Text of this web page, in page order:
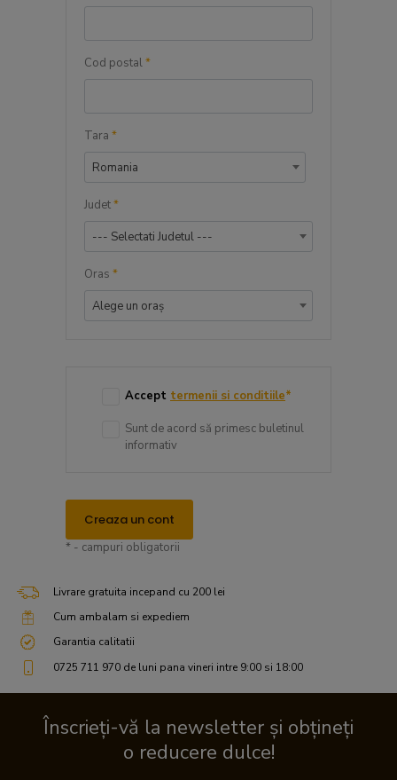
Cod postal*
Tara *
Romania
Judet*
--- Selectati Judetul ---
Oras *
Alege un oraș
Accept termenii si conditiile*
Sunt de acord să primesc buletinul
informativ
Creaza un cont
* - campuri obligatorii
Livrare gratuita incepand cu 200 lei
Cum ambalam si expediem
Garantia calitatii
0725 711 970 de luni pana vineri intre 9:00 si 18:00
Înscrieți-vă la newsletter și obțineți
o reducere dulce!